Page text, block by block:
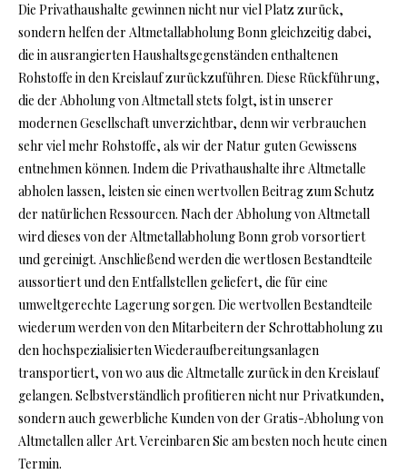
Die Privathaushalte gewinnen nicht nur viel Platz zurück,
sondern helfen der Altmetallabholung Bonn gleichzeitig dabei,
die in ausrangierten Haushaltsgegenständen enthaltenen
Rohstoffe in den Kreislauf zurückzuführen. Diese Rückführung,
die der Abholung von Altmetall stets folgt, ist in unserer
modernen Gesellschaft unverzichtbar, denn wir verbrauchen
sehr viel mehr Rohstoffe, als wir der Natur guten Gewissens
entnehmen können. Indem die Privathaushalte ihre Altmetalle
abholen lassen, leisten sie einen wertvollen Beitrag zum Schutz
der natürlichen Ressourcen. Nach der Abholung von Altmetall
wird dieses von der Altmetallabholung Bonn grob vorsortiert
und gereinigt. Anschließend werden die wertlosen Bestandteile
aussortiert und den Entfallstellen geliefert, die für eine
umweltgerechte Lagerung sorgen. Die wertvollen Bestandteile
wiederum werden von den Mitarbeitern der Schrottabholung zu
den hochspezialisierten Wiederaufbereitungsanlagen
transportiert, von wo aus die Altmetalle zurück in den Kreislauf
gelangen. Selbstverständlich profitieren nicht nur Privatkunden,
sondern auch gewerbliche Kunden von der Gratis-Abholung von
Altmetallen aller Art. Vereinbaren Sie am besten noch heute einen
Termin.